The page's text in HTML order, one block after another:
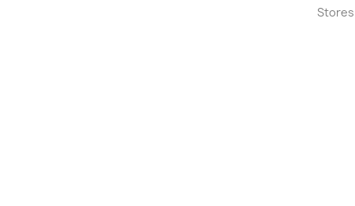
Stores